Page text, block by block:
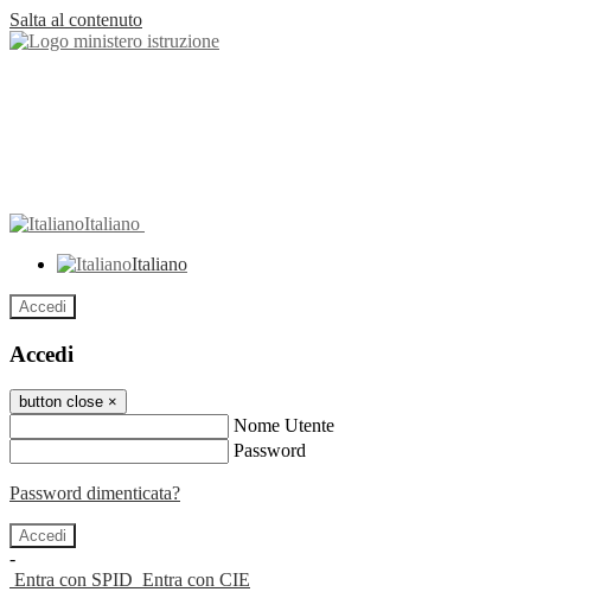
Salta al contenuto
Italiano
Italiano
Accedi
Accedi
button close ×
Nome Utente
Password
Password dimenticata?
-
Entra con SPID Entra con CIE